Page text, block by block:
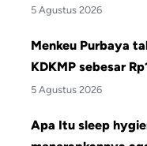
5 Agustus 2026
Menkeu Purbaya
KDKMP sebesar
5 Agustus 2026
Apa Itu sleep